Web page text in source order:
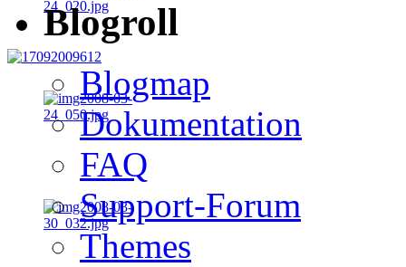
Blogroll
Blogmap
Dokumentation
FAQ
Support-Forum
Themes